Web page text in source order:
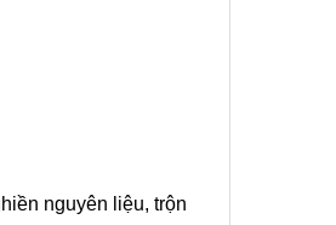
nguyên liệu, trộn